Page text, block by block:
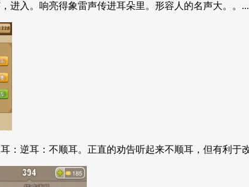
进入。响亮得象雷声传进耳朵里。形容人的名声大。。...
：逆耳：不顺耳。正直的劝告听起来不顺耳，但有利于